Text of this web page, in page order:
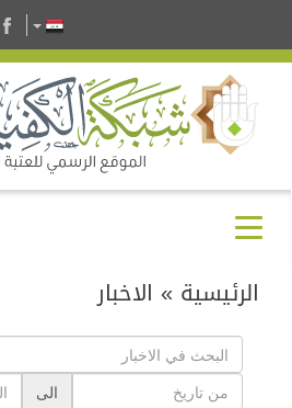
الرئيسية » الاخبار
الى